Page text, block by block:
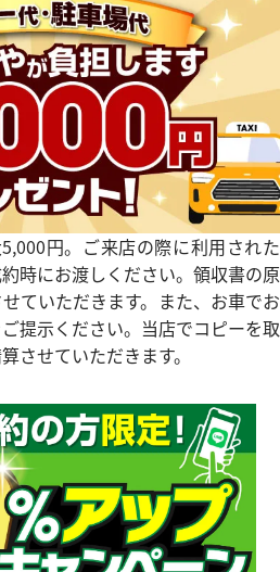
ゲ ロレックス デイデイト WG ホ
228239
参考買取価格
4,081,000
※2021年10月28日時点の参考
す
ロレックス デイデイト
ルー
円。ご来店の際に利用された
時にお渡しください。領収書の原
ていただきます。また、お車でお
提示ください。当店でコピーを取
させていただきます。